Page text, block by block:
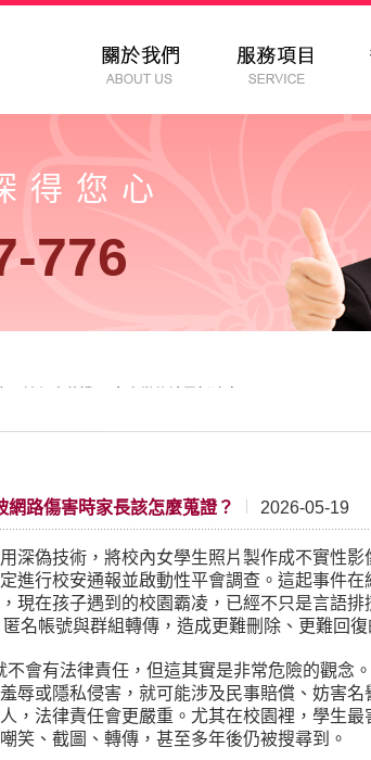
得您心
776
該怎麼蒐證？-女人徵信社最新消息
路傷害時家長該怎麼蒐證？ 2026-05-19
深偽技術，將校內女學生照片製作成不實性影
進行校安通報並啟動性平會調查。這起事件在
現在孩子遇到的校園霸凌，已經不只是言語排
名帳號與群組轉傳，造成更難刪除、更難回復
會有法律責任，但這其實是非常危險的觀念
辱或隱私侵害，就可能涉及民事賠償、妨害名
，法律責任會更嚴重。尤其在校園裡，學生最
笑、截圖、轉傳，甚至多年後仍被搜尋到。